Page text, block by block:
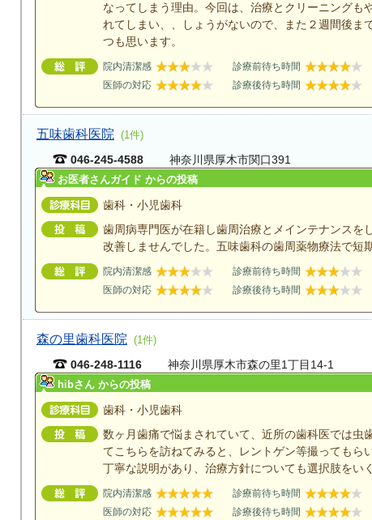
なってしまう理由。今回は、治療とクリーニング
れてしまい、、しょうがないので、また２週間後
つも思います。
院内清潔感 診療前待ち時間
医師の対応
診療後待ち時間
五味歯科医院 (1件)
046-245-4588 神奈川県厚木市関口391
お医者さんガイド からの投稿
歯科・小児歯科
歯周病専門医が在籍し歯周治療とメインテナンス
改善しませんでした。五味歯科の歯周薬物療法で短
院内清潔感 診療前待ち時間
医師の対応
診療後待ち時間
森の里歯科医院 (1件)
046-248-1116 神奈川県厚木市森の里1丁目14-1
hibさん からの投稿
歯科・小児歯科
数ヶ月歯痛で悩まされていて、近所の歯科医では
てこちらを訪ねてみると、レントゲン等撮っても
丁寧な説明があり、治療方針についても選択肢をい
院内清潔感 診療前待ち時間
医師の対応
診療後待ち時間